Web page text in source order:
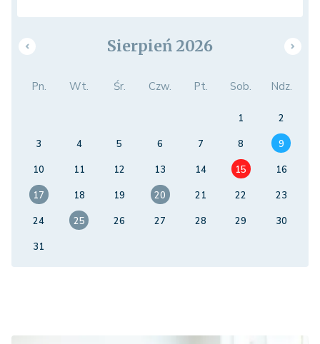
Sierpień 2026
Pn. Wt. Śr. Czw. Pt. Sob. Ndz.
1
2
3
4 5 6 7 8
9
10
11 12 13 14 15
16
17
18 19 20 21 22
23
24
25 26 27 28 29
30
31